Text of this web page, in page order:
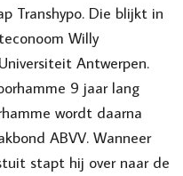
Transhypo. Die blijkt in
Willy
Antwerpen.
9 jaar lang
wordt daarna
ABVV. Wanneer
stapt hij over naar de